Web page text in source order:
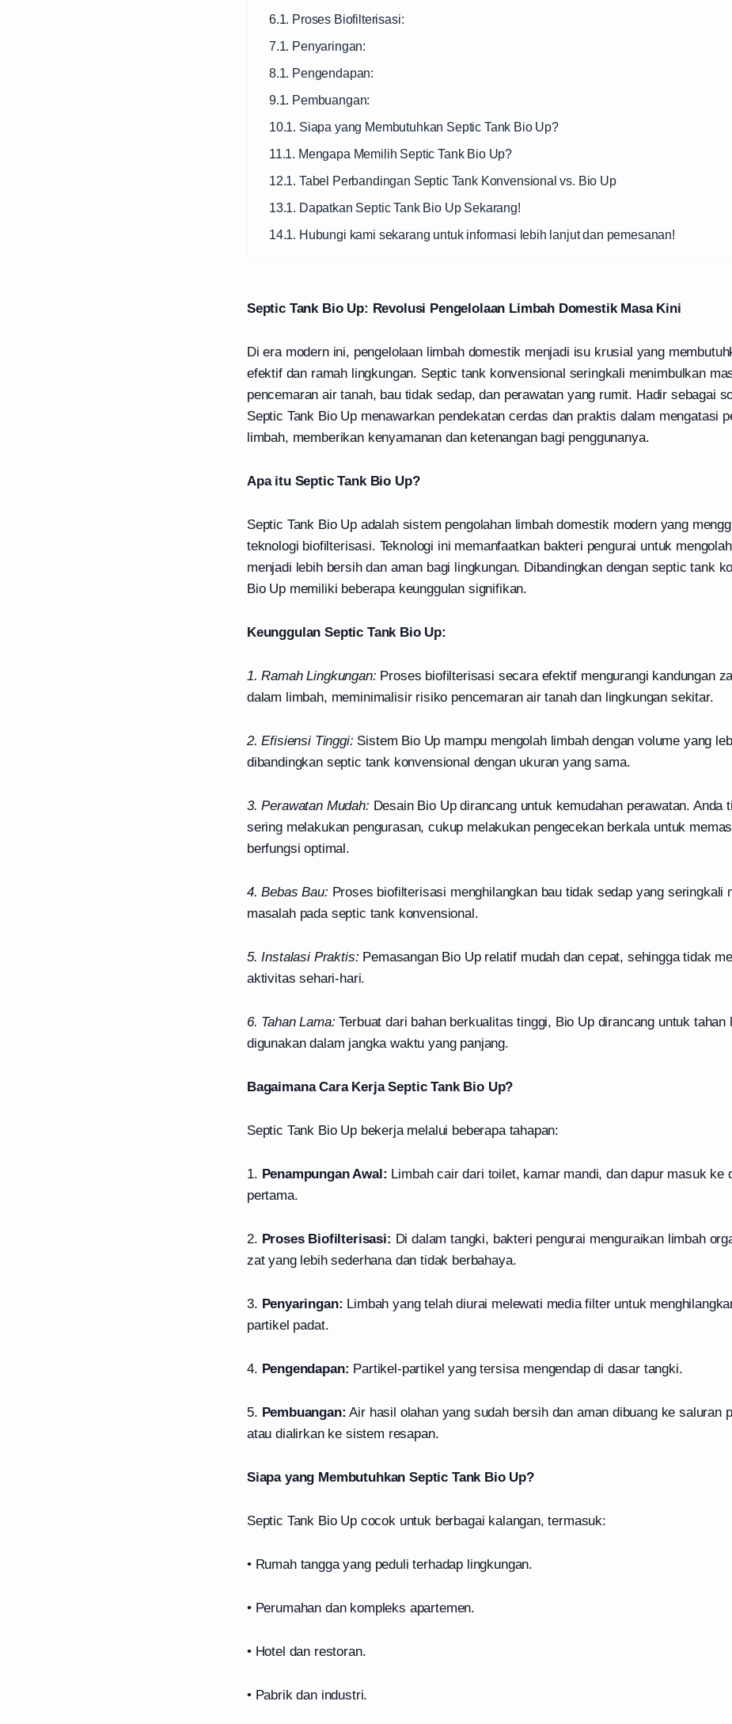
6.1. Proses Biofilterisasi:
7.1. Penyaringan:
8.1. Pengendapan:
9.1. Pembuangan:
10.1. Siapa yang Membutuhkan Septic Tank Bio Up?
11.1. Mengapa Memilih Septic Tank Bio Up?
12.1. Tabel Perbandingan Septic Tank Konvensional vs. Bio Up
13.1. Dapatkan Septic Tank Bio Up Sekarang!
14.1. Hubungi kami sekarang untuk informasi lebih lanjut dan pemesanan!
Septic Tank Bio Up: Revolusi Pengelolaan Limbah Domestik Masa Kini
Di era modern ini, pengelolaan limbah domestik menjadi isu krusial yang
efektif dan ramah lingkungan. Septic tank konvensional seringkali menimbulkan
pencemaran air tanah, bau tidak sedap, dan perawatan yang rumit. Hadir sebagai
Septic Tank Bio Up menawarkan pendekatan cerdas dan praktis dalam mengatasi
limbah, memberikan kenyamanan dan ketenangan bagi penggunanya.
Apa itu Septic Tank Bio Up?
Septic Tank Bio Up adalah sistem pengolahan limbah domestik modern yang
teknologi biofilterisasi. Teknologi ini memanfaatkan bakteri pengurai untuk
menjadi lebih bersih dan aman bagi lingkungan. Dibandingkan dengan septic tank
Bio Up memiliki beberapa keunggulan signifikan.
Keunggulan Septic Tank Bio Up:
1. Ramah Lingkungan: Proses biofilterisasi secara efektif mengurangi kandungan
dalam limbah, meminimalisir risiko pencemaran air tanah dan lingkungan sekitar.
2. Efisiensi Tinggi: Sistem Bio Up mampu mengolah limbah dengan volume yang
dibandingkan septic tank konvensional dengan ukuran yang sama.
3. Perawatan Mudah: Desain Bio Up dirancang untuk kemudahan perawatan. Anda
sering melakukan pengurasan, cukup melakukan pengecekan berkala untuk
berfungsi optimal.
4. Bebas Bau: Proses biofilterisasi menghilangkan bau tidak sedap yang seringkali
masalah pada septic tank konvensional.
5. Instalasi Praktis: Pemasangan Bio Up relatif mudah dan cepat, sehingga tidak
aktivitas sehari-hari.
6. Tahan Lama: Terbuat dari bahan berkualitas tinggi, Bio Up dirancang untuk tahan
digunakan dalam jangka waktu yang panjang.
Bagaimana Cara Kerja Septic Tank Bio Up?
Septic Tank Bio Up bekerja melalui beberapa tahapan:
1. Penampungan Awal: Limbah cair dari toilet, kamar mandi, dan dapur masuk ke
pertama.
2. Proses Biofilterisasi: Di dalam tangki, bakteri pengurai menguraikan limbah
zat yang lebih sederhana dan tidak berbahaya.
3. Penyaringan: Limbah yang telah diurai melewati media filter untuk
partikel padat.
4. Pengendapan: Partikel-partikel yang tersisa mengendap di dasar tangki.
5. Pembuangan: Air hasil olahan yang sudah bersih dan aman dibuang ke saluran
atau dialirkan ke sistem resapan.
Siapa yang Membutuhkan Septic Tank Bio Up?
Septic Tank Bio Up cocok untuk berbagai kalangan, termasuk:
• Rumah tangga yang peduli terhadap lingkungan.
• Perumahan dan kompleks apartemen.
• Hotel dan restoran.
• Pabrik dan industri.